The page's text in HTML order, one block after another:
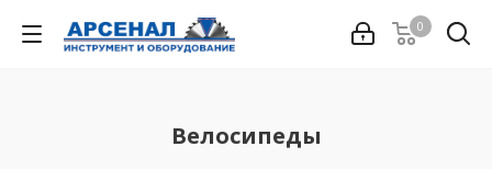
0
Велосипеды